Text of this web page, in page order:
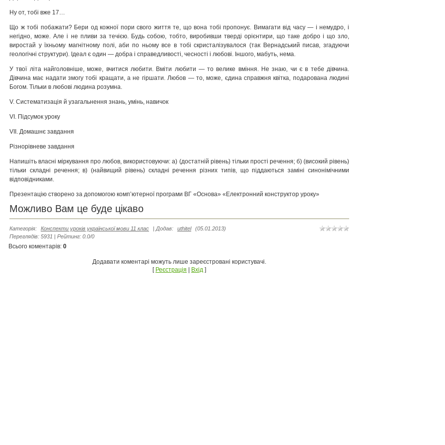
Ну от, тобі вже 17…
Що ж тобі побажати? Бери од кожної пори свого життя те, що вона тобі пропонує. Вимагати від часу — і немудро, і
негідно, може. Але і не пливи за течією. Будь собою, тобто, виробивши тверді орієнтири, що таке добро і що зло,
виростай у їхньому магнітному полі, аби по ньому все в тобі скристалізувалося (так Вернадський писав, згадуючи
геологічні структури). Ідеал є один — добра і справедливості, чесності і любові. Іншого, мабуть, нема.
У твої літа найголовніше, може, вчитися любити. Вміти любити — то велике вміння. Не знаю, чи є в тебе дівчина.
Дівчина має надати змогу тобі кращати, а не гіршати. Любов — то, може, єдина справжня квітка, подарована людині
Богом. Тільки в любові людина розумна.
V. Систематизація й узагальнення знань, умінь, навичок
VI. Підсумок уроку
VII. Домашнє завдання
Різнорівневе завдання
Напишіть власні міркування про любов, використовуючи: а) (достатній рівень) тільки прості речення; б) (високий рівень)
тільки складні речення; в) (найвищий рівень) складні речення різних типів, що піддаються заміні синонімічними
відповідниками.
Презентацію створено за допомогою комп’ютерної програми ВГ «Основа» «Електронний конструктор уроку»
Можливо Вам це буде цікаво
Категорія: Конспекти уроків української мови 11 клас | Додав: uthitel
(05.01.2013)
Переглядів: 5931 | Рейтинг: 0.0/0
Всього коментарів: 0
Додавати коментарі можуть лише зареєстровані користувачі.
[ Реєстрація Вхід ]